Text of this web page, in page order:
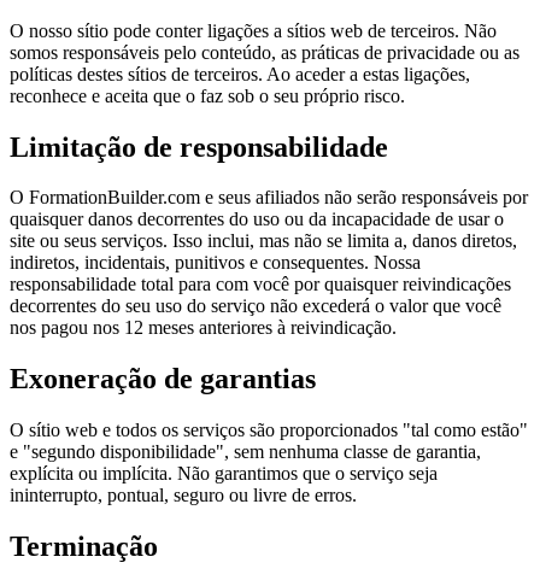
O nosso sítio pode conter ligações a sítios web de terceiros. Não
somos responsáveis pelo conteúdo, as práticas de privacidade ou as
políticas destes sítios de terceiros. Ao aceder a estas ligações,
reconhece e aceita que o faz sob o seu próprio risco.
Limitação de responsabilidade
O FormationBuilder.com e seus afiliados não serão responsáveis por
quaisquer danos decorrentes do uso ou da incapacidade de usar o
site ou seus serviços. Isso inclui, mas não se limita a, danos diretos,
indiretos, incidentais, punitivos e consequentes. Nossa
responsabilidade total para com você por quaisquer reivindicações
decorrentes do seu uso do serviço não excederá o valor que você
nos pagou nos 12 meses anteriores à reivindicação.
Exoneração de garantias
O sítio web e todos os serviços são proporcionados "tal como estão"
e "segundo disponibilidade", sem nenhuma classe de garantia,
explícita ou implícita. Não garantimos que o serviço seja
ininterrupto, pontual, seguro ou livre de erros.
Terminação